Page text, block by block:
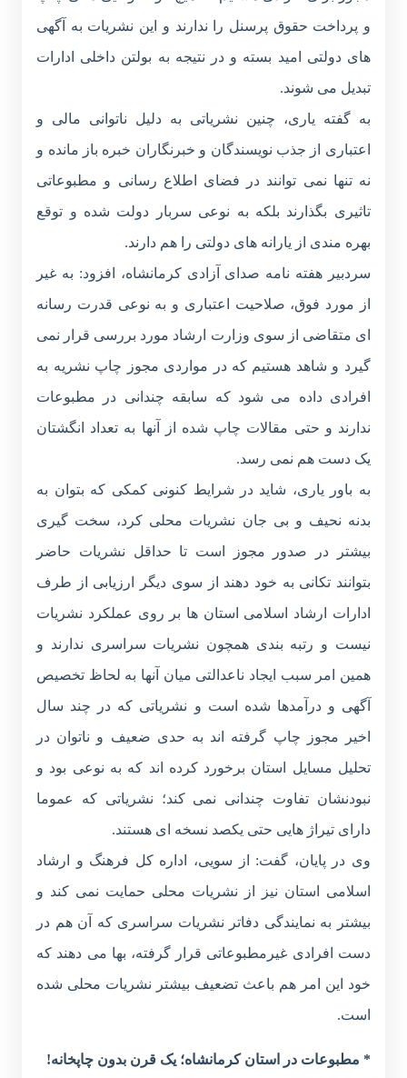
و پرداخت حقوق پرسنل را ندارند و این نشریات به آگهی
های دولتی امید بسته و در نتیجه به بولتن داخلی ادارات
تبدیل می شوند.
به گفته یاری، چنین نشریاتی به دلیل ناتوانی مالی و
اعتباری از جذب نویسندگان و خبرنگاران خبره باز مانده و
نه تنها نمی توانند در فضای اطلاع رسانی و مطبوعاتی
تاثیری بگذارند بلکه به نوعی سربار دولت شده و توقع
بهره مندی از یارانه های دولتی را هم دارند.
سردبیر هفته نامه صدای آزادی کرمانشاه، افزود: به غیر
از مورد فوق، صلاحیت اعتباری و به نوعی قدرت رسانه
ای متقاضی از سوی وزارت ارشاد مورد بررسی قرار نمی
گیرد و شاهد هستیم که در مواردی مجوز چاپ نشریه به
افرادی داده می شود که سابقه چندانی در مطبوعات
ندارند و حتی مقالات چاپ شده از آنها به تعداد انگشتان
یک دست هم نمی رسد.
به باور یاری، شاید در شرایط کنونی کمکی که بتوان به
بدنه نحیف و بی جان نشریات محلی کرد، سخت گیری
بیشتر در صدور مجوز است تا حداقل نشریات حاضر
بتوانند تکانی به خود دهند از سوی دیگر ارزیابی از طرف
ادارات ارشاد اسلامی استان ها بر روی عملکرد نشریات
نیست و رتبه بندی همچون نشریات سراسری ندارند و
همین امر سبب ایجاد ناعدالتی میان آنها به لحاظ تخصیص
آگهی و درآمدها شده است و نشریاتی که در چند سال
اخیر مجوز چاپ گرفته اند به حدی ضعیف و ناتوان در
تحلیل مسایل استان برخورد کرده اند که به نوعی بود و
نبودنشان تفاوت چندانی نمی کند؛ نشریاتی که عموما
دارای تیراژ هایی حتی یکصد نسخه ای هستند.
وی در پایان، گفت: از سویی، اداره کل فرهنگ و ارشاد
اسلامی استان نیز از نشریات محلی حمایت نمی کند و
بیشتر به نمایندگی دفاتر نشریات سراسری که آن هم در
دست افرادی غیرمطبوعاتی قرار گرفته، بها می دهند که
خود این امر هم باعث تضعیف بیشتر نشریات محلی شده
است.
* مطبوعات در استان کرمانشاه؛ یک قرن بدون چاپخانه!